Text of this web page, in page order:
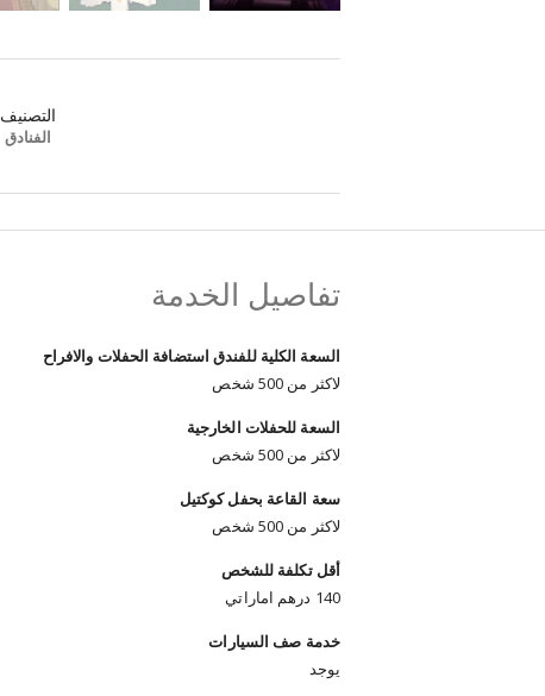
التصنيف
الفنادق
تفاصيل الخدمة
السعة الكلية للفندق استضافة الحفلات والافراح
لاكثر من 500 شخص
السعة للحفلات الخارجية
لاكثر من 500 شخص
سعة القاعة بحفل كوكتيل
لاكثر من 500 شخص
أقل تكلفة للشخص
140 درهم اماراتي
خدمة صف السيارات
يوجد